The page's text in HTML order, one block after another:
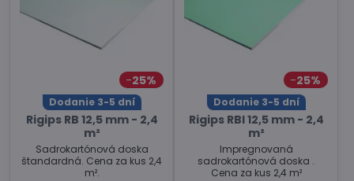
25%
Dodanie 3-5 dní
Rigips RB 12,5 mm - 2,4
m²
Sadrokartónová doska
štandardná. Cena za kus 2,4
m².
25%
Dodanie 3-5 dní
Rigips RBI 12,5 mm - 2,4
m²
Impregnovaná
sadrokartónová doska .
Cena za kus 2,4 m²